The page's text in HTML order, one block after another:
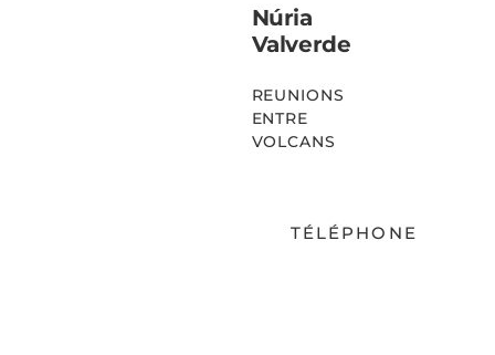
Núria
Valverde
REUNIONS
ENTRE
VOLCANS
TÉLÉPHONE